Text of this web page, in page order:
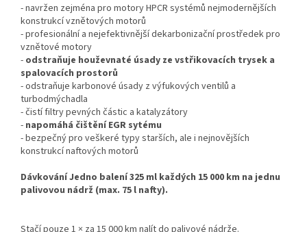
- navržen zejména pro motory HPCR systémů nejmodernějších
konstrukcí vznětových motorů
- profesionální a nejefektivnější dekarbonizační prostředek pro
vznětové motory
- odstraňuje houževnaté úsady ze vstřikovacích trysek a
spalovacích prostorů
- odstraňuje karbonové úsady z výfukových ventilů a
turbodmýchadla
- čistí filtry pevných částic a katalyzátory
- napomáhá čištění EGR sytému
- bezpečný pro veškeré typy starších, ale i nejnovějších
konstrukcí naftových motorů
Dávkování Jedno balení 325 ml každých 15 000 km na jednu
palivovou nádrž (max. 75 l nafty).
Stačí pouze 1 × za 15 000 km nalít do palivové nádrže.